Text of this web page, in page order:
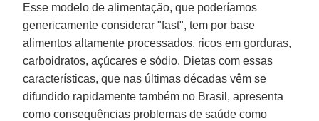
Esse modelo de alimentação, que poderíamos
genericamente considerar "fast", tem por base
alimentos altamente processados, ricos em gorduras,
carboidratos, açúcares e sódio. Dietas com essas
características, que nas últimas décadas vêm se
difundido rapidamente também no Brasil, apresenta
como consequências problemas de saúde como